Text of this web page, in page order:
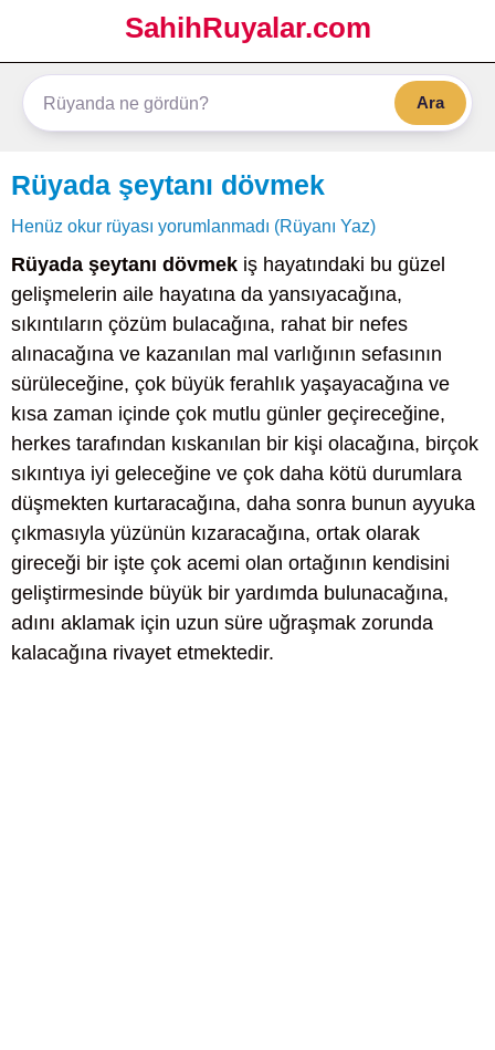
SahihRuyalar.com
Ara
Rüyada şeytanı dövmek
Henüz okur rüyası yorumlanmadı (Rüyanı Yaz)
Rüyada şeytanı dövmek iş hayatındaki bu güzel
gelişmelerin aile hayatına da yansıyacağına,
sıkıntıların çözüm bulacağına, rahat bir nefes
alınacağına ve kazanılan mal varlığının sefasının
sürüleceğine, çok büyük ferahlık yaşayacağına ve
kısa zaman içinde çok mutlu günler geçireceğine,
herkes tarafından kıskanılan bir kişi olacağına, birçok
sıkıntıya iyi geleceğine ve çok daha kötü durumlara
düşmekten kurtaracağına, daha sonra bunun ayyuka
çıkmasıyla yüzünün kızaracağına, ortak olarak
gireceği bir işte çok acemi olan ortağının kendisini
geliştirmesinde büyük bir yardımda bulunacağına,
adını aklamak için uzun süre uğraşmak zorunda
kalacağına rivayet etmektedir.